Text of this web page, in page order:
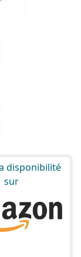
disponibilité
sur